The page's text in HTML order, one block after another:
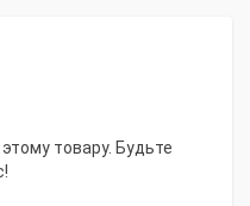
товару. Будьте